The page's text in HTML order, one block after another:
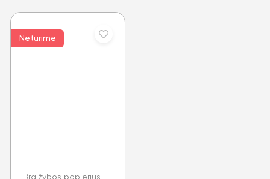
Neturime